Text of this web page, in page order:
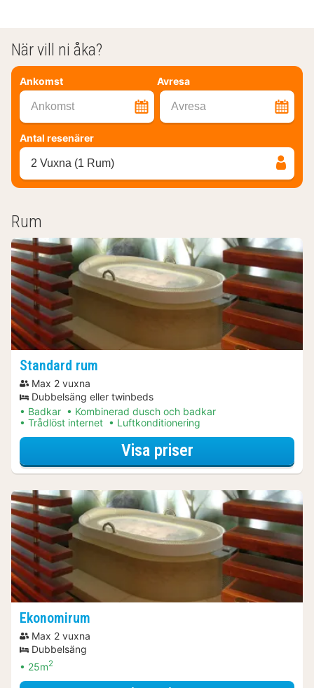
När vill ni åka?
Ankomst Avresa
Ankomst Avresa
Antal resenärer
2 Vuxna (1 Rum)
Rum
Standard rum
Max 2 vuxna
Dubbelsäng eller twinbeds
Badkar
Kombinerad dusch och badkar
Trådlöst internet
Luftkonditionering
Visa priserför Spapaket
Ekonomirum
Max 2 vuxna
Dubbelsäng
25m2